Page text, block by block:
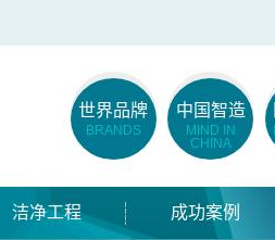
世界品牌
BRANDS
中国智造
MIND IN
CHINA
洁净工程 成功案例